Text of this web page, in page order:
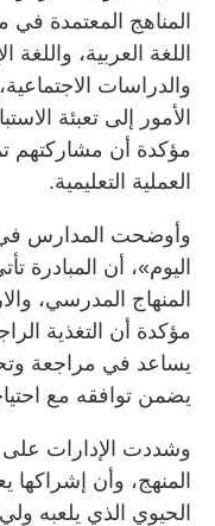
المناهج المعتمدة
اللغة العربية، واللغة
والدراسات الاجتماعية،
الأمور إلى تعبئة
مؤكدة أن مشاركتهم
العملية التعليمية.
وأوضحت المدارس في
اليوم»، أن
المنهاج المدرسي،
مؤكدة أن التغذية
يساعد في مراجعة
يضمن توافقه مع
وشددت الإدارات
المنهج، وأن إشراكها
الحيوي الذي يلعبه